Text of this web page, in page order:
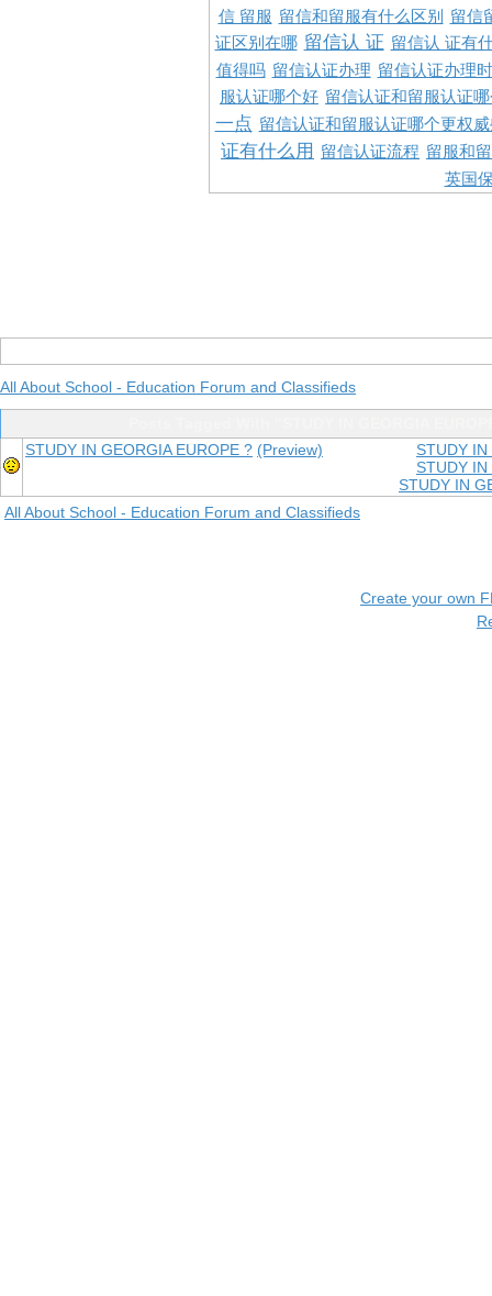
信 留服 留信和留服有什么区别
留信
证区别在哪 留信认 证 留信认 证有
值得吗 留信认证办理 留信认证办理
服认证哪个好 留信认证和留服认证
一点 留信认证和留服认证哪个更权
证有什么用 留信认证流程 留服和
英国
All About School - Education Forum and Classifieds
STUDY
STUDY
STUDY IN
STUDY IN GEORGIA EUROPE ? (Preview)
All About School - Education Forum and Classifieds
Create your own